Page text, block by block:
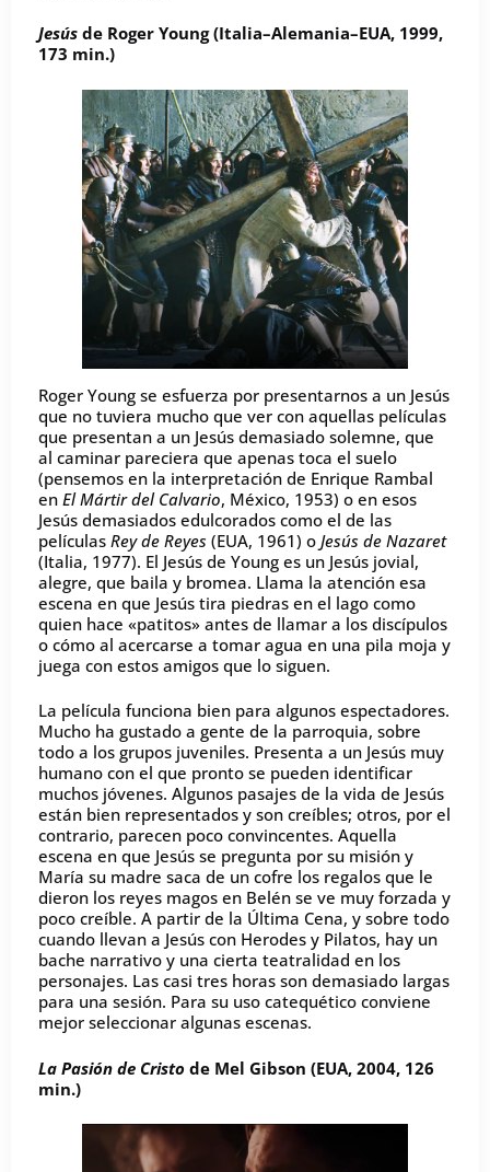
Jesús de Roger Young (Italia–Alemania–EUA, 1999,
173 min.)
Roger Young se esfuerza por presentarnos a un Jesús
que no tuviera mucho que ver con aquellas películas
que presentan a un Jesús demasiado solemne, que
al caminar pareciera que apenas toca el suelo
(pensemos en la interpretación de Enrique Rambal
en El Mártir del Calvario, México, 1953) o en esos
Jesús demasiados edulcorados como el de las
películas Rey de Reyes (EUA, 1961) o Jesús de Nazaret
(Italia, 1977). El Jesús de Young es un Jesús jovial,
alegre, que baila y bromea. Llama la atención esa
escena en que Jesús tira piedras en el lago como
quien hace «patitos» antes de llamar a los discípulos
o cómo al acercarse a tomar agua en una pila moja y
juega con estos amigos que lo siguen.
La película funciona bien para algunos espectadores.
Mucho ha gustado a gente de la parroquia, sobre
todo a los grupos juveniles. Presenta a un Jesús muy
humano con el que pronto se pueden identificar
muchos jóvenes. Algunos pasajes de la vida de Jesús
están bien representados y son creíbles; otros, por el
contrario, parecen poco convincentes. Aquella
escena en que Jesús se pregunta por su misión y
María su madre saca de un cofre los regalos que le
dieron los reyes magos en Belén se ve muy forzada y
poco creíble. A partir de la Última Cena, y sobre todo
cuando llevan a Jesús con Herodes y Pilatos, hay un
bache narrativo y una cierta teatralidad en los
personajes. Las casi tres horas son demasiado largas
para una sesión. Para su uso catequético conviene
mejor seleccionar algunas escenas.
La Pasión de Cristo de Mel Gibson (EUA, 2004, 126
min.)